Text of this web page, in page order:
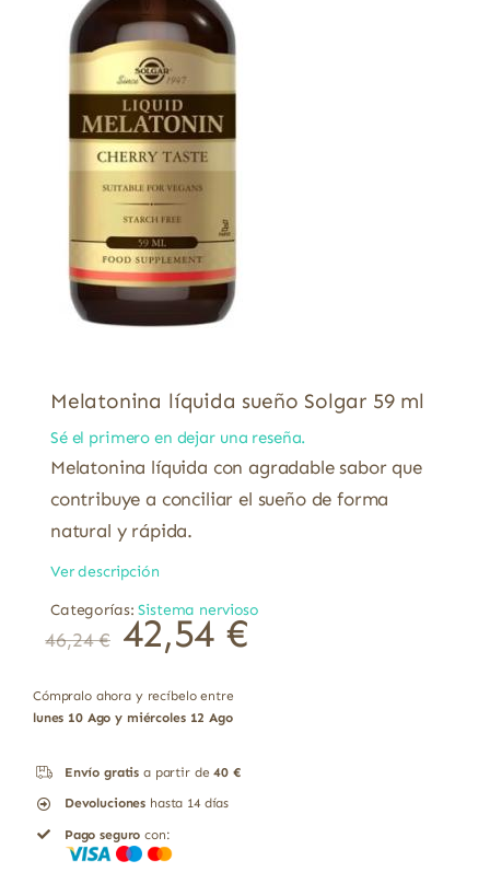
Melatonina líquida sueño Solgar 59 ml
Sé el primero en dejar una reseña.
Melatonina líquida con agradable sabor que
contribuye a conciliar el sueño de forma
natural y rápida.
Ver descripción
Categorías:Sistema nervioso
46,24€ El
precio
era:
46,24 €.
42,54 €El
Cómpralo ahora y recíbelo entre
lunes 10 Ago y miércoles 12 Ago
Envío gratis a partir de40 €
Devoluciones hasta 14 días
Pago seguro con: